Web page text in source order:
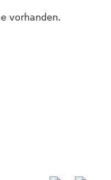
vorhanden.